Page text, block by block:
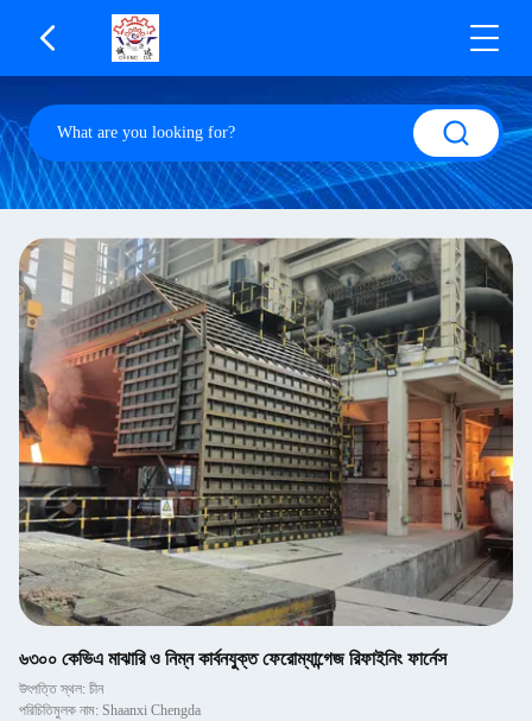
৬৩০০ কেভিএ মাঝারি ও নিম্ন কার্বনযুক্ত ফেরোম্যান্গেজ রিফাইনিং ফার্নেস
উৎপত্তি স্থল: চীন
পরিচিতিমুলক নাম: Shaanxi Chengda